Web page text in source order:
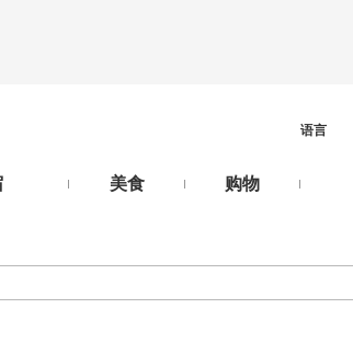
美食 购物
语言